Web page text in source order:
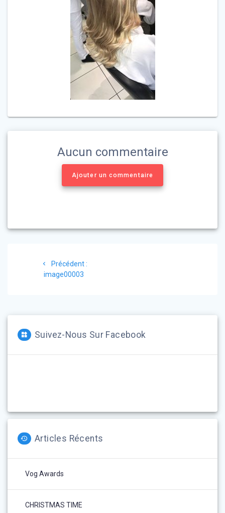
Aucun commentaire
Ajouter un commentaire
Précédent :Article
image00003
Suivez-Nous Sur Facebook
Articles Récents
Vog Awards
CHRISTMAS TIME